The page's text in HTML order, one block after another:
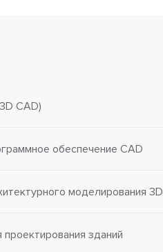
CAD)
обеспечение CAD
моделирования 3D
зданий